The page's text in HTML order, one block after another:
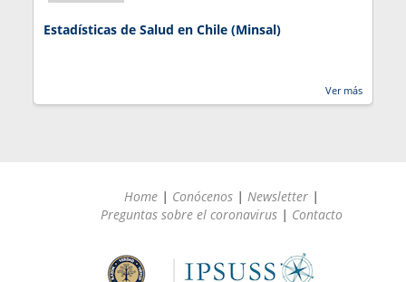
Estadísticas de Salud en Chile (Minsal)
Ver más
Home | Conócenos | Newsletter |
Preguntas sobre el coronavirus | Contacto